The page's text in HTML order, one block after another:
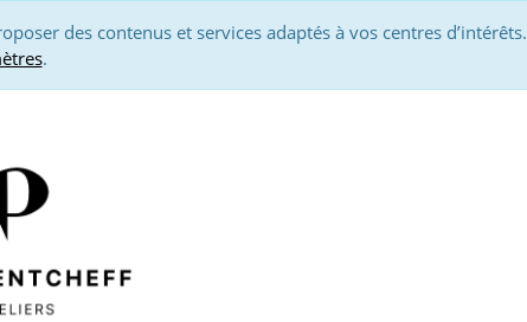
des contenus et services adaptés à vos centres d’intérêts.
.